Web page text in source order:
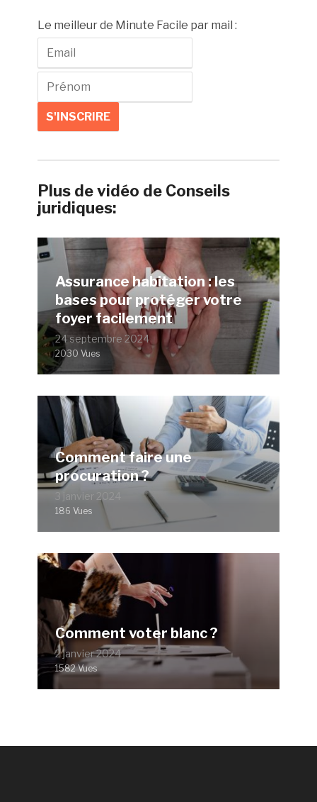
Le meilleur de Minute Facile par mail :
Plus de vidéo de Conseils
juridiques:
Assurance habitation : les
bases pour protéger votre
foyer facilement
24 septembre 2024
2030 Vues
Comment faire une
procuration ?
3 janvier 2024
186 Vues
Comment voter blanc ?
2 janvier 2024
1582 Vues